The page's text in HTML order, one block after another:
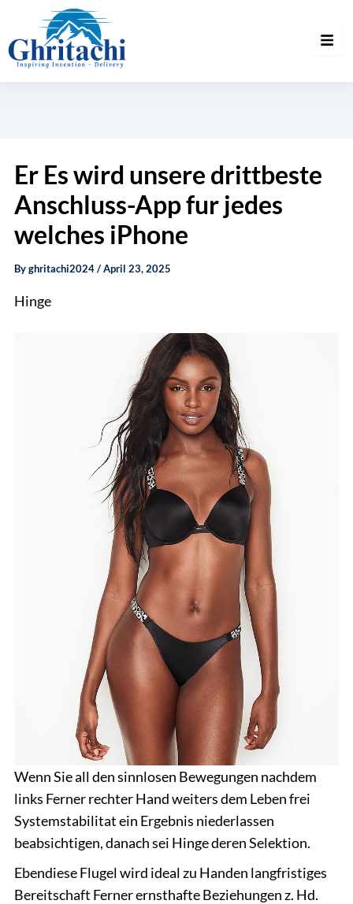
Er Es wird unsere drittbeste
Anschluss-App fur jedes
welches iPhone
Byghritachi2024/April 23, 2025
Hinge
Wenn Sie all den sinnlosen Bewegungen nachdem
links Ferner rechter Hand weiters dem Leben frei
Systemstabilitat ein Ergebnis niederlassen
beabsichtigen, danach sei Hinge deren Selektion.
Ebendiese Flugel wird ideal zu Handen langfristiges
Bereitschaft Ferner ernsthafte Beziehungen z. Hd.